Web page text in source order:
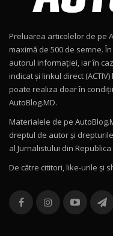
15:22
Drive
16:27
11
Noul
12
Noul
16:48
13
36:08
Preluarea articolelor de pe
maximă de 500 de semne.
autorul informației, iar în
indicat și linkul direct
poate realiza doar în
AutoBlog.MD.
Materialele de pe
dreptul de autor și
al Jurnalistului din
De către cititori, like-urile şi